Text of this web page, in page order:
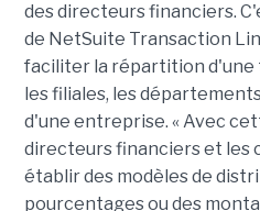
des directeurs financiers.
de NetSuite Transaction
faciliter la répartition
les filiales, les
d'une entreprise. « Avec
directeurs financiers et les
établir des modèles de
pourcentages ou des